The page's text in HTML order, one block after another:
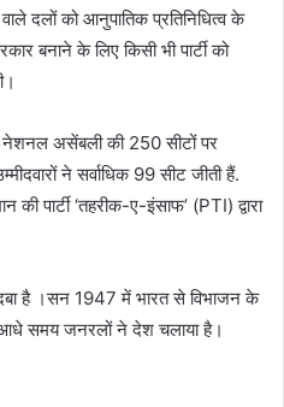
दलों को आनुपातिक प्रतिनिधित्व के
बनाने के लिए किसी भी पार्टी को
नेशनल असेंबली की 250 सीटों पर
ने सर्वाधिक 99 सीट जीती हैं.
पार्टी ‘तहरीक-ए-इंसाफ’ (PTI) द्वारा
है ।सन 1947 में भारत से विभाजन के
आधे समय जनरलों ने देश चलाया है।